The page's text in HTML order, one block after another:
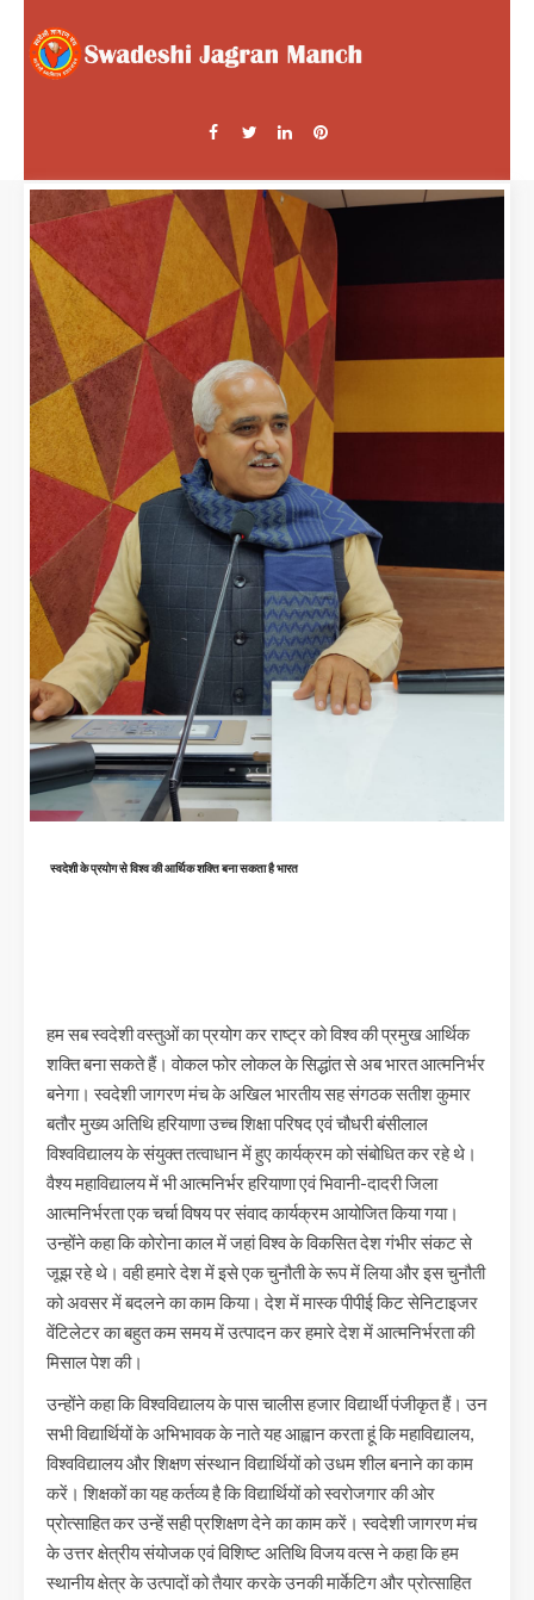
स्वदेशी के प्रयोग से विश्व की आर्थिक शक्ति बना सकता है भारत
हम सब स्वदेशी वस्तुओं का प्रयोग कर राष्ट्र को विश्व की प्रमुख आर्थिक
शक्ति बना सकते हैं। वोकल फोर लोकल के सिद्धांत से अब भारत आत्मनिर्भर
बनेगा। स्वदेशी जागरण मंच के अखिल भारतीय सह संगठक सतीश कुमार
बतौर मुख्य अतिथि हरियाणा उच्च शिक्षा परिषद एवं चौधरी बंसीलाल
विश्वविद्यालय के संयुक्त तत्वाधान में हुए कार्यक्रम को संबोधित कर रहे थे।
वैश्य महाविद्यालय में भी आत्मनिर्भर हरियाणा एवं भिवानी-दादरी जिला
आत्मनिर्भरता एक चर्चा विषय पर संवाद कार्यक्रम आयोजित किया गया।
उन्होंने कहा कि कोरोना काल में जहां विश्व के विकसित देश गंभीर संकट से
जूझ रहे थे। वही हमारे देश में इसे एक चुनौती के रूप में लिया और इस चुनौती
को अवसर में बदलने का काम किया। देश में मास्क पीपीई किट सेनिटाइजर
वेंटिलेटर का बहुत कम समय में उत्पादन कर हमारे देश में आत्मनिर्भरता की
मिसाल पेश की।
उन्होंने कहा कि विश्वविद्यालय के पास चालीस हजार विद्यार्थी पंजीकृत हैं। उन
सभी विद्यार्थियों के अभिभावक के नाते यह आह्वान करता हूं कि महाविद्यालय,
विश्वविद्यालय और शिक्षण संस्थान विद्यार्थियों को उधम शील बनाने का काम
करें। शिक्षकों का यह कर्तव्य है कि विद्यार्थियों को स्वरोजगार की ओर
प्रोत्साहित कर उन्हें सही प्रशिक्षण देने का काम करें। स्वदेशी जागरण मंच
के उत्तर क्षेत्रीय संयोजक एवं विशिष्ट अतिथि विजय वत्स ने कहा कि हम
स्थानीय क्षेत्र के उत्पादों को तैयार करके उनकी मार्केटिग और प्रोत्साहित